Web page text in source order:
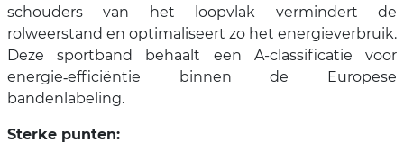
schouders van het loopvlak vermindert de
rolweerstand en optimaliseert zo het energieverbruik.
Deze sportband behaalt een A-classificatie voor
energie‑efficiëntie binnen de Europese
bandenlabeling.
Sterke punten: